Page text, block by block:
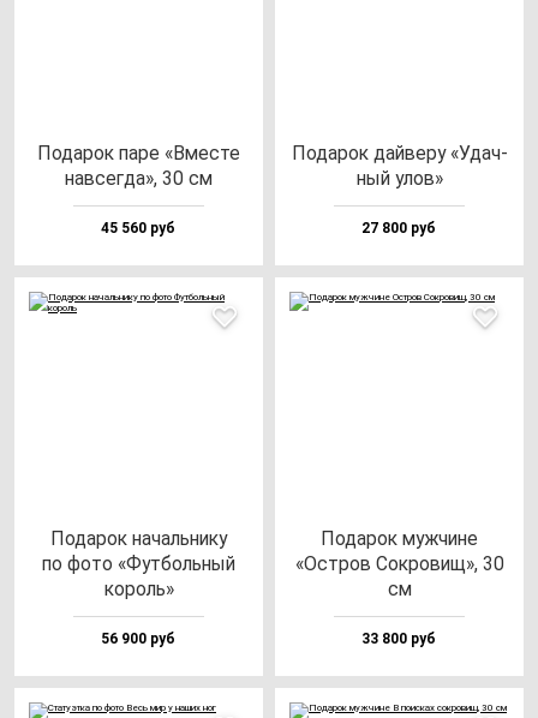
Пода­рок па­ре «Вмес­те
нав­сег­да», 30 см
45 560 руб
Пода­рок дай­ве­ру «Удач­
ный улов»
27 800 руб
Пода­рок на­чаль­ни­ку
по фо­то «Фут­боль­ный
ко­роль»
56 900 руб
Пода­рок муж­чи­не
«Остров Сок­ро­вищ», 30
см
33 800 руб